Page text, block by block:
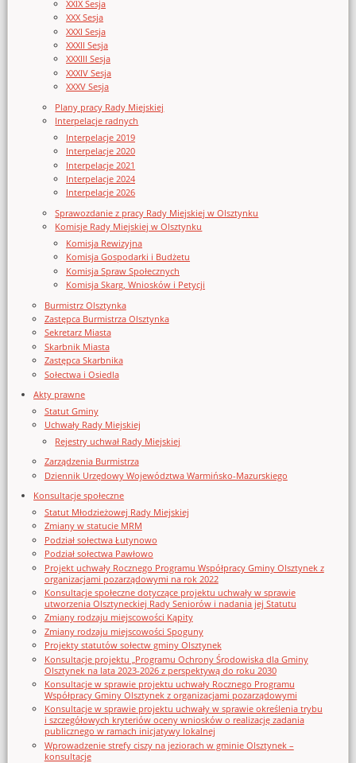
XXIX Sesja
XXX Sesja
XXXI Sesja
XXXII Sesja
XXXIII Sesja
XXXIV Sesja
XXXV Sesja
Plany pracy Rady Miejskiej
Interpelacje radnych
Interpelacje 2019
Interpelacje 2020
Interpelacje 2021
Interpelacje 2024
Interpelacje 2026
Sprawozdanie z pracy Rady Miejskiej w Olsztynku
Komisje Rady Miejskiej w Olsztynku
Komisja Rewizyjna
Komisja Gospodarki i Budżetu
Komisja Spraw Społecznych
Komisja Skarg, Wniosków i Petycji
Burmistrz Olsztynka
Zastępca Burmistrza Olsztynka
Sekretarz Miasta
Skarbnik Miasta
Zastępca Skarbnika
Sołectwa i Osiedla
Akty prawne
Statut Gminy
Uchwały Rady Miejskiej
Rejestry uchwał Rady Miejskiej
Zarządzenia Burmistrza
Dziennik Urzędowy Województwa Warmińsko-Mazurskiego
Konsultacje społeczne
Statut Młodzieżowej Rady Miejskiej
Zmiany w statucie MRM
Podział sołectwa Łutynowo
Podział sołectwa Pawłowo
Projekt uchwały Rocznego Programu Współpracy Gminy Olsztynek z
organizacjami pozarządowymi na rok 2022
Konsultacje społeczne dotyczące projektu uchwały w sprawie
utworzenia Olsztyneckiej Rady Seniorów i nadania jej Statutu
Zmiany rodzaju miejscowości Kąpity
Zmiany rodzaju miejscowości Spoguny
Projekty statutów sołectw gminy Olsztynek
Konsultacje projektu „Programu Ochrony Środowiska dla Gminy
Olsztynek na lata 2023-2026 z perspektywą do roku 2030
Konsultacje w sprawie projektu uchwały Rocznego Programu
Współpracy Gminy Olsztynek z organizacjami pozarządowymi
Konsultacje w sprawie projektu uchwały w sprawie określenia trybu
i szczegółowych kryteriów oceny wniosków o realizację zadania
publicznego w ramach inicjatywy lokalnej
Wprowadzenie strefy ciszy na jeziorach w gminie Olsztynek –
konsultacje